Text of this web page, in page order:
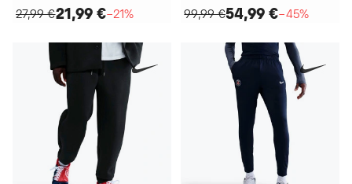
27,99 €21,99 €−21%
99,99 €54,99 €−45%